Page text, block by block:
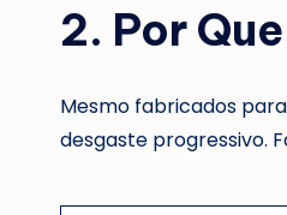
2. Por
Mesmo fabricados
desgaste progressivo.